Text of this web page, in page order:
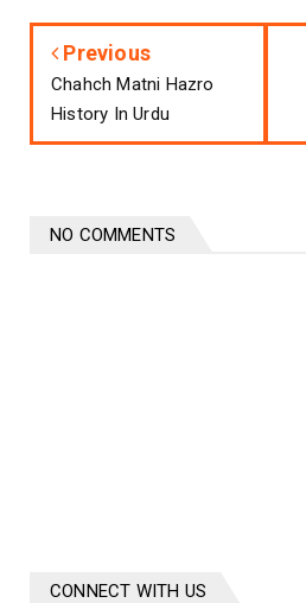
Previous
Chahch Matni Hazro
History In Urdu
NO COMMENTS
CONNECT WITH US